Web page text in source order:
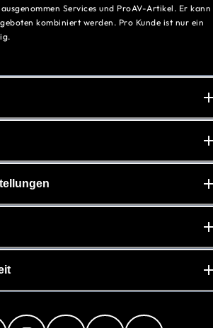
Services und ProAV-Artikel. Er kann
kombiniert werden. Pro Kunde ist nur ein